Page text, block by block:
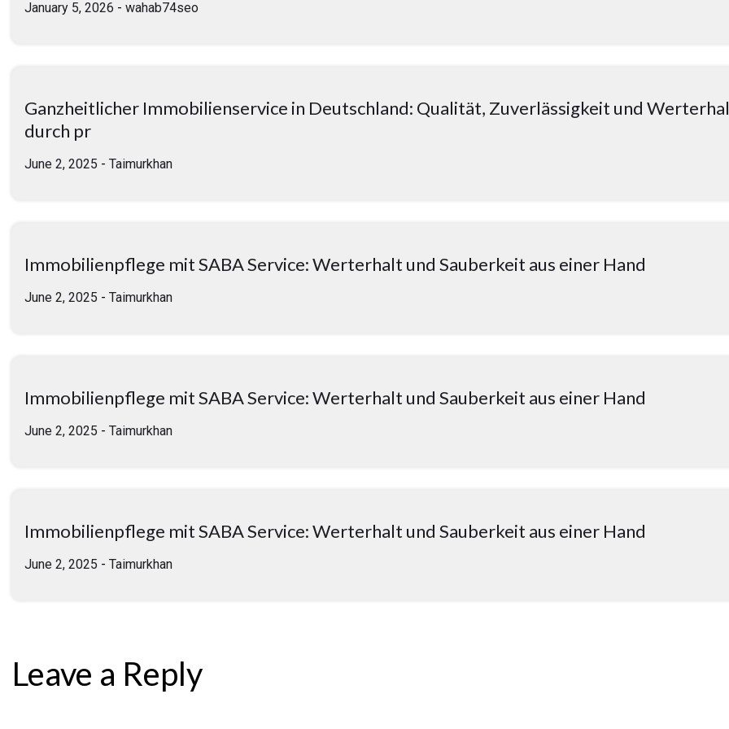
January 5, 2026 - wahab74seo
Ganzheitlicher Immobilienservice in Deutschland: Qualität, Zuverlässigkeit und
durch pr
June 2, 2025 - Taimurkhan
Immobilienpflege mit SABA Service: Werterhalt und Sauberkeit aus einer Hand
June 2, 2025 - Taimurkhan
Immobilienpflege mit SABA Service: Werterhalt und Sauberkeit aus einer Hand
June 2, 2025 - Taimurkhan
Immobilienpflege mit SABA Service: Werterhalt und Sauberkeit aus einer Hand
June 2, 2025 - Taimurkhan
Leave a Reply